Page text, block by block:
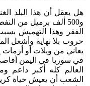
و500 ألف برميل من
الفقر وهذا التهميش
حروب بلا نهاية وأشعل
يعاني من ويلات أو أزمات
في سوريا في اليمن
العالم كله أكبر داعم
الشعب أن يعيش حياة